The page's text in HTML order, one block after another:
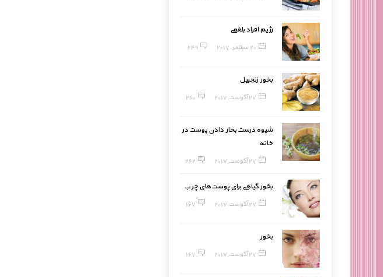
رژیم افراد بلغمی
20 سپتامبر, 2017 249
بخور زنجبیل
27 آگوست, 2017 260
شیوه درست بخار دادن پوست در
خانه
27 آگوست, 2017 262
بخور گیاهی برای پوست‌های چرب
27 آگوست, 2017 167
بخور
27 آگوست, 2017 167